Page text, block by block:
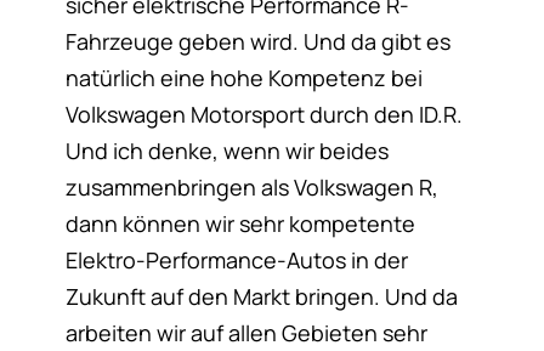
Fahrzeuge geben wird. Und da gibt es
natürlich eine hohe Kompetenz bei
Volkswagen Motorsport durch den ID.R.
Und ich denke, wenn wir beides
zusammenbringen als Volkswagen R,
dann können wir sehr kompetente
Elektro-Performance-Autos in der
Zukunft auf den Markt bringen. Und da
arbeiten wir auf allen Gebieten sehr